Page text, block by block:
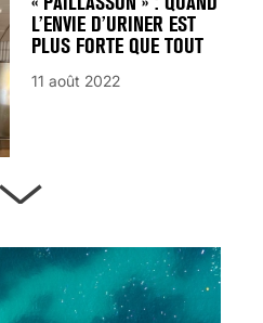
L’ENVIE D’URINER EST
PLUS FORTE QUE TOUT
11 août 2022
13 août 2024